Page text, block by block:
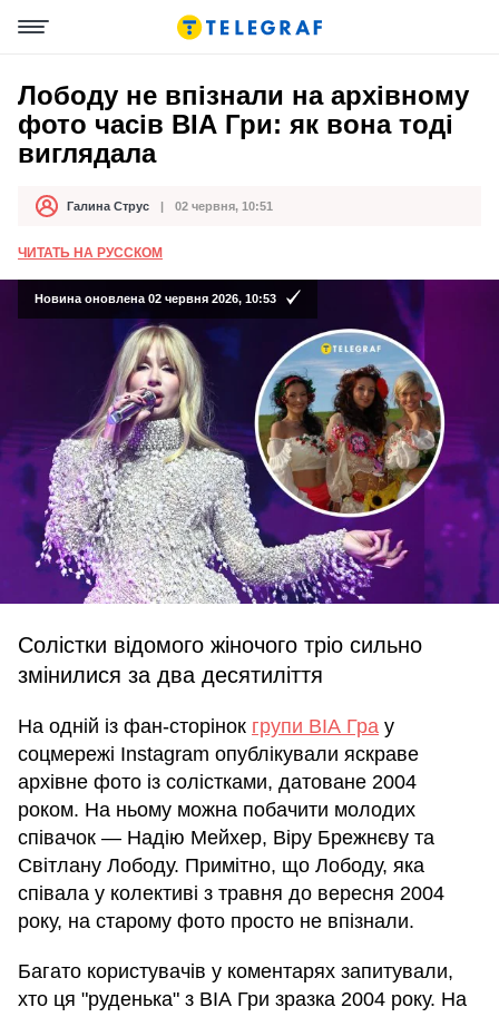
Лободу не впізнали на архівному
фото часів ВІА Гри: як вона тоді
виглядала
АвторГалина Струс
Дата публікації 02 червня, 10:51
ЧИТАТЬ НА РУССКОМ
Новина оновлена 02 червня 2026, 10:53
Солістки відомого жіночого тріо сильно
змінилися за два десятиліття
На одній із фан-сторінок групи ВІА Гра у
соцмережі Instagram опублікували яскраве
архівне фото із солістками, датоване 2004
роком. На ньому можна побачити молодих
співачок — Надію Мейхер, Віру Брежнєву та
Світлану Лободу. Примітно, що Лободу, яка
співала у колективі з травня до вересня 2004
року, на старому фото просто не впізнали.
Багато користувачів у коментарях запитували,
хто ця "руденька" з ВІА Гри зразка 2004 року. На